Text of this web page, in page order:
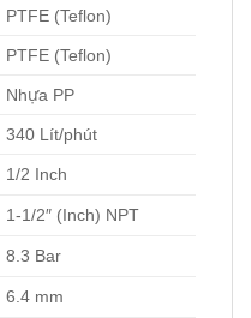
PTFE (Teflon)
PTFE (Teflon)
Nhựa PP
340 Lít/phút
1/2 Inch
1-1/2″ (Inch) NPT
8.3 Bar
6.4 mm